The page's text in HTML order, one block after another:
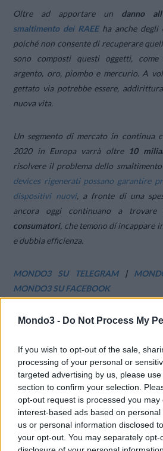
Mondo3 - Do Not Process My
If you wish to opt-out of the sale,
processing of your personal or
targeted advertising by us, please
section to confirm your selection.
opt-out request is processed you may
interest-based ads based on
us or personal information disclosed
your opt-out. You may separately
Oltre ad apportare un danno
smaltimento dei RAEE ha anche degli
poiché non consente di recuperare
sono composti questi oggetti,
argento, oro, piombo e mercurio. A
gettato via potrebbe essere,
nuova vita.
Un segmento di mercato in continua
2020 in Europa varrà oltre 10
risolvere il problema dello smaltimento
devices rigenerati possano garantire
dispositivi nuovi, a fronte di una
ancora oggi continuano a trovare
consumatori, che temono di incappare
e dubbia efficienza.
MONDO3 SU TELEGRAM|
MONDO3 SU FACEBOOK